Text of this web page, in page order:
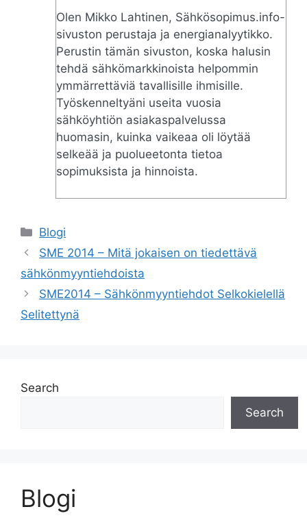
Olen Mikko Lahtinen, Sähkösopimus.info-
sivuston perustaja ja energianalyytikko.
Perustin tämän sivuston, koska halusin
tehdä sähkömarkkinoista helpommin
ymmärrettäviä tavallisille ihmisille.
Työskenneltyäni useita vuosia
sähköyhtiön asiakaspalvelussa
huomasin, kuinka vaikeaa oli löytää
selkeää ja puolueetonta tietoa
sopimuksista ja hinnoista.
Categories
Blogi
SME 2014 – Mitä jokaisen on tiedettävä
sähkönmyyntiehdoista
SME2014 – Sähkönmyyntiehdot Selkokielellä
Selitettynä
Search
Search
Blogi